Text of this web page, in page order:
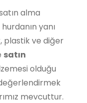
alma
yanı
plastik ve diğer
satın
olduğu
mevcuttur.